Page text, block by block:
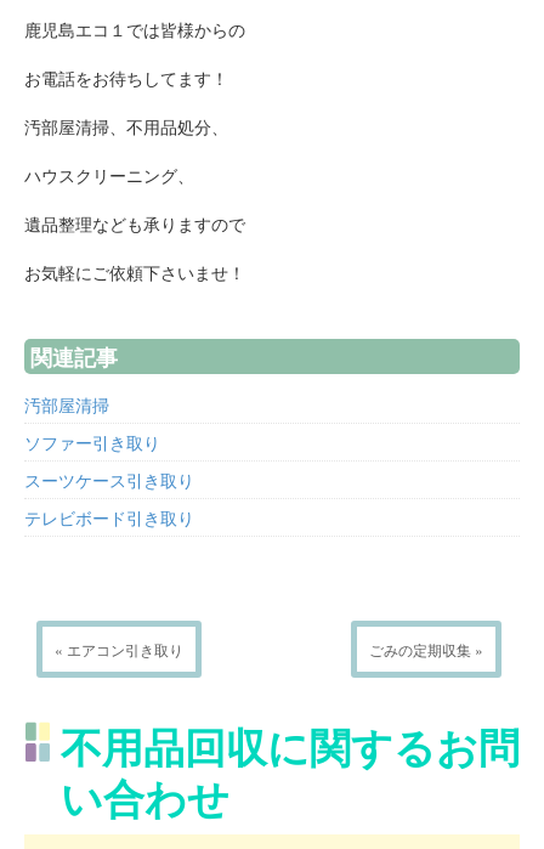
鹿児島エコ１では皆様からの
お電話をお待ちしてます！
汚部屋清掃、不用品処分、
ハウスクリーニング、
遺品整理なども承りますので
お気軽にご依頼下さいませ！
関連記事
汚部屋清掃
ソファー引き取り
スーツケース引き取り
テレビボード引き取り
« エアコン引き取り ごみの定期収集 »
不用品回収に関するお問
い合わせ